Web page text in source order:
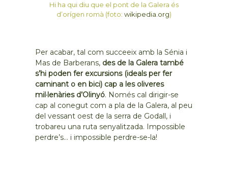
Hi ha qui diu que el pont de la Galera és
d’orígen romà (foto: wikipedia.org)
Per acabar, tal com succeeix amb la Sénia i
Mas de Barberans, des de la Galera també
s’hi poden fer excursions (ideals per fer
caminant o en bici) cap a les oliveres
mil·lenàries d’Olinyó. Només cal dirigir-se
cap al conegut com a pla de la Galera, al peu
del vessant oest de la serra de Godall, i
trobareu una ruta senyalitzada. Impossible
perdre’s… i impossible perdre-se-la!